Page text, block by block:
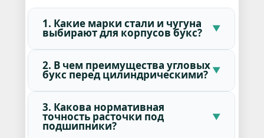
1. Какие марки стали и чугуна
выбирают для корпусов букс?
2. В чем преимущества угловых
букс перед цилиндрическими?
3. Какова нормативная
точность расточки под
подшипники?